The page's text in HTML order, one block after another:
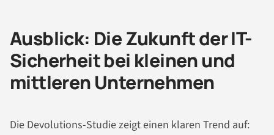
Ausblick: Die Zukunft der IT-
Sicherheit bei kleinen und
mittleren Unternehmen
Die Devolutions-Studie zeigt einen klaren Trend auf: